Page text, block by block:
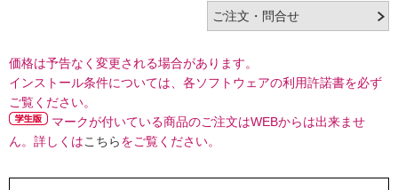
価格は予告なく変更される場合があります。
インストール条件については、各ソフトウェアの利用許諾書を必ず
ご覧ください。
マークが付いている商品のご注文はWEBからは出来ませ
ん。詳しくはこちらをご覧ください。